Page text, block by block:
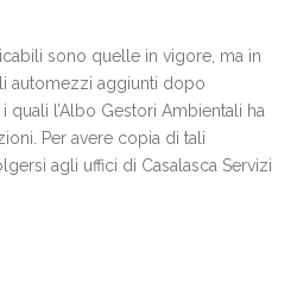
sono quelle in vigore, ma in
automezzi aggiunti dopo
quali l’Albo Gestori Ambientali ha
Per avere copia di tali
agli uffici di Casalasca Servizi